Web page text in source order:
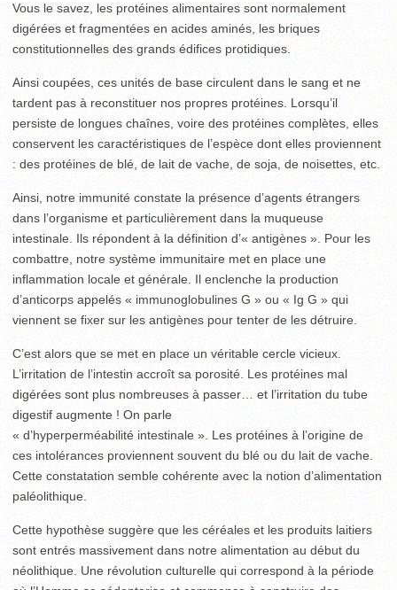
Vous le savez, les protéines alimentaires sont normalement
digérées et fragmentées en acides aminés, les briques
constitutionnelles des grands édifices protidiques.
Ainsi coupées, ces unités de base circulent dans le sang et ne
tardent pas à reconstituer nos propres protéines. Lorsqu’il
persiste de longues chaînes, voire des protéines complètes, elles
conservent les caractéristiques de l’espèce dont elles proviennent
: des protéines de blé, de lait de vache, de soja, de noisettes, etc.
Ainsi, notre immunité constate la présence d’agents étrangers
dans l’organisme et particulièrement dans la muqueuse
intestinale. Ils répondent à la définition d’« antigènes ». Pour les
combattre, notre système immunitaire met en place une
inflammation locale et générale. Il enclenche la production
d’anticorps appelés « immunoglobulines G » ou « Ig G » qui
viennent se fixer sur les antigènes pour tenter de les détruire.
C’est alors que se met en place un véritable cercle vicieux.
L’irritation de l’intestin accroît sa porosité. Les protéines mal
digérées sont plus nombreuses à passer… et l’irritation du tube
digestif augmente ! On parle
« d’hyperperméabilité intestinale ». Les protéines à l’origine de
ces intolérances proviennent souvent du blé ou du lait de vache.
Cette constatation semble cohérente avec la notion d’alimentation
paléolithique.
Cette hypothèse suggère que les céréales et les produits laitiers
sont entrés massivement dans notre alimentation au début du
néolithique. Une révolution culturelle qui correspond à la période